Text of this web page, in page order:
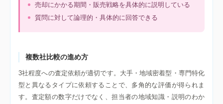
売却にかかる期間・販売戦略を具体的に説明している
質問に対して論理的・具体的に回答できる
複数社比較の進め方
3社程度への査定依頼が適切です。大手・地域密着型・専門特化
型と異なるタイプに依頼することで、多角的な評価が得られま
す。査定額の数字だけでなく、担当者の地域知識・説明のわか